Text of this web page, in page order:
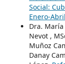
Social:
Enero-Abril
Dra.
Nevot ,
Muñoz
Danay